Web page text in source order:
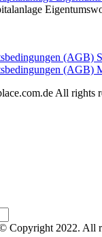
(AGB)
All rights
Copyright 2022. All